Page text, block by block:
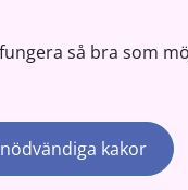
så bra som
kakor